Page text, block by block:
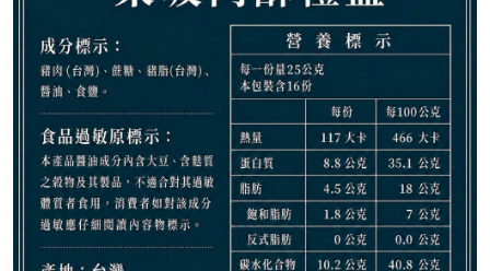
NT$650 NT$ 788
8.2折